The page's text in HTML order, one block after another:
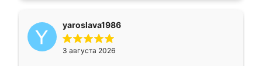
yaroslava1986
3 августа 2026